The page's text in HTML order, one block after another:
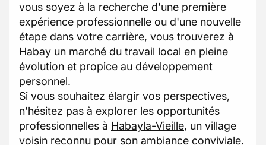
vous soyez à la recherche d'une première
expérience professionnelle ou d'une nouvelle
étape dans votre carrière, vous trouverez à
Habay un marché du travail local en pleine
évolution et propice au développement
personnel.
Si vous souhaitez élargir vos perspectives,
n'hésitez pas à explorer les opportunités
professionnelles à Habayla-Vieille, un village
voisin reconnu pour son ambiance conviviale.